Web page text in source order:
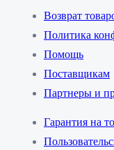
Возврат
Политика
Помощь
Поставщикам
Партнеры и
Гарантия на